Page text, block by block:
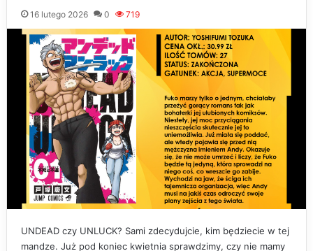
16 lutego 2026 0 719
UNDEAD czy UNLUCK? Sami zdecydujcie, kim będziecie w tej
mandze. Już pod koniec kwietnia sprawdzimy, czy nie mamy